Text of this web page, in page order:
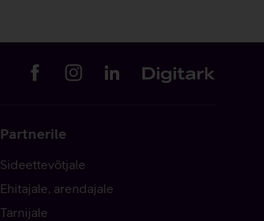
Partnerile
Sideettevõtjale
Ehitajale, arendajale
Tarnijale